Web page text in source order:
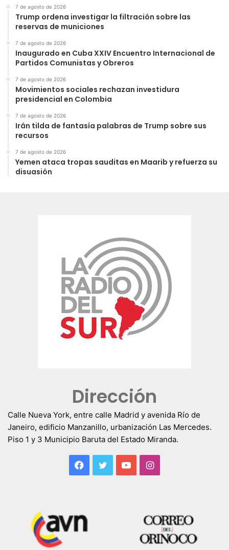
7 de agosto de 2026
Trump ordena investigar la filtración sobre las
reservas de municiones
7 de agosto de 2026
Inaugurado en Cuba XXIV Encuentro Internacional de
Partidos Comunistas y Obreros
7 de agosto de 2026
Movimientos sociales rechazan investidura
presidencial en Colombia
7 de agosto de 2026
Irán tilda de fantasía palabras de Trump sobre sus
recursos
7 de agosto de 2026
Yemen ataca tropas sauditas en Maarib y refuerza su
disuasión
Dirección
Calle Nueva York, entre calle Madrid y avenida Río de
Janeiro, edificio Manzanillo, urbanización Las Mercedes.
Piso 1 y 3 Municipio Baruta del Estado Miranda.
Facebook
TwitterYouTubeInstagram